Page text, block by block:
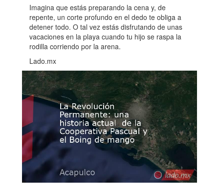
Imagina que estás preparando la cena y, de
repente, un corte profundo en el dedo te obliga a
detener todo. O tal vez estás disfrutando de unas
vacaciones en la playa cuando tu hijo se raspa la
rodilla corriendo por la arena.
Lado.mx